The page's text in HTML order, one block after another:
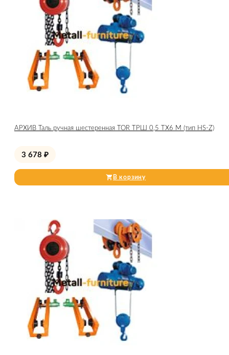
АРХИВ Таль ручная шестеренная TOR ТРШ 0,5 ТХ6 М (тип HS-Z)
3 678 ₽
В корзину